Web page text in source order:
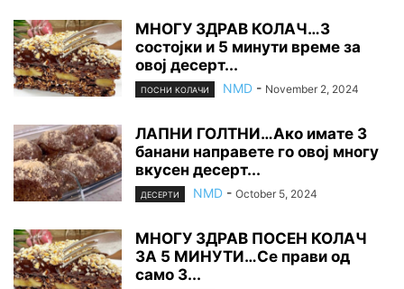
МНОГУ ЗДРАВ КОЛАЧ…3
состојки и 5 минути време за
овој десерт...
ПОСНИ КОЛАЧИ NMD - November 2, 2024
ЛАПНИ ГОЛТHИ…Ако имате 3
банани направете го овој многу
вкусен десерт...
ДЕСЕРТИ NMD - October 5, 2024
МНОГУ ЗДРАВ ПОСЕН КОЛАЧ
ЗА 5 МИНУТИ…Се прави од
само 3...